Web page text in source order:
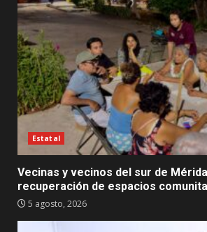
Estatal
Vecinas y vecinos del sur de
recuperación de espacios
5 agosto, 2026